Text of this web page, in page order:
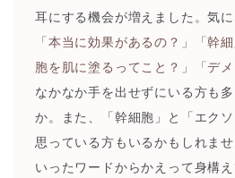
耳にする機会が増えました。気
「本当に効果があるの？」「幹
胞を肌に塗るってこと？」「デメ
なかなか手を出せずにいる方も
か。また、「幹細胞」と「エク
思っている方もいるかもしれま
いったワードからかえって身構